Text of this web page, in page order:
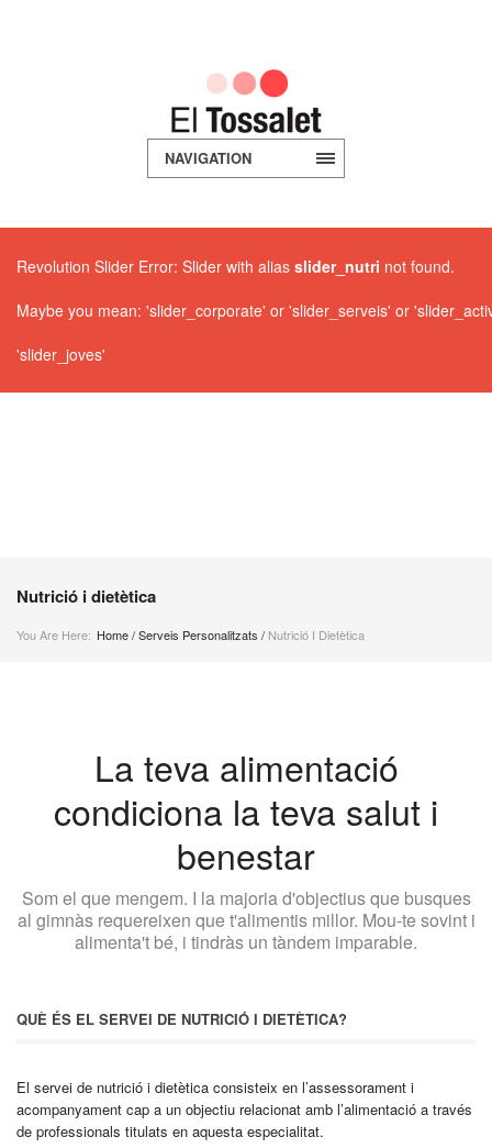
NAVIGATION
Revolution Slider Error: Slider with alias slider_nutri not found.
Maybe you mean: 'slider_corporate' or 'slider_serveis' or
'slider_joves'
Nutrició i dietètica
You Are Here: Home/Serveis Personalitzats / Nutrició I Dietètica
La teva alimentació
condiciona la teva salut i
benestar
Som el que mengem. I la majoria d'objectius que busques
al gimnàs requereixen que t'alimentis millor. Mou-te sovint i
alimenta't bé, i tindràs un tàndem imparable.
QUÈ ÉS EL SERVEI DE NUTRICIÓ I DIETÈTICA?
El servei de nutrició i dietètica consisteix en l’assessorament i
acompanyament cap a un objectiu relacionat amb l’alimentació a través
de professionals titulats en aquesta especialitat.